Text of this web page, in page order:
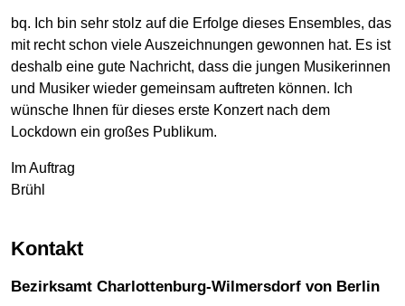
bq. Ich bin sehr stolz auf die Erfolge dieses Ensembles, das
mit recht schon viele Auszeichnungen gewonnen hat. Es ist
deshalb eine gute Nachricht, dass die jungen Musikerinnen
und Musiker wieder gemeinsam auftreten können. Ich
wünsche Ihnen für dieses erste Konzert nach dem
Lockdown ein großes Publikum.
Im Auftrag
Brühl
Kontakt
Bezirksamt Charlottenburg-Wilmersdorf von Berlin